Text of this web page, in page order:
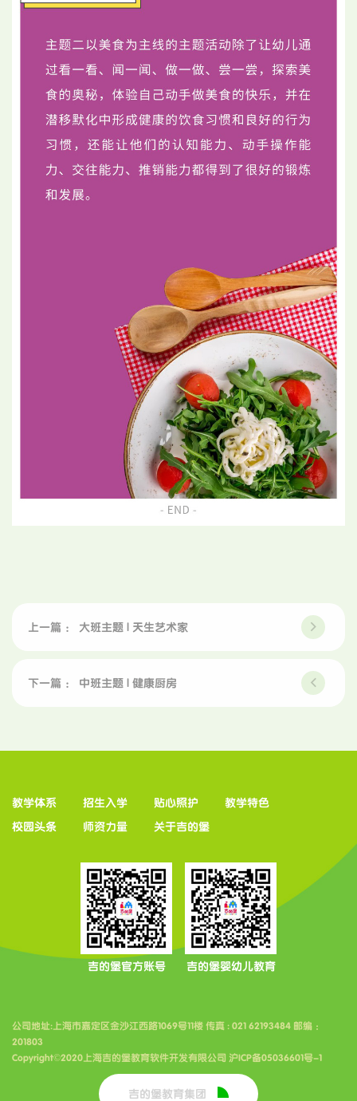
上一篇 ： 大班主题 | 天生艺术家
下一篇 ： 中班主题 | 健康厨房
教学体系 招生入学 贴心照护 教学特色
校园头条 师资力量 关于吉的堡
吉的堡官方账号 吉的堡婴幼儿教育
公司地址:上海市嘉定区金沙江西路1069号11楼 传真 : 021 62193484 邮编 ：
201803
Copyright©2020上海吉的堡教育软件开发有限公司 沪ICP备05036601号-1
吉的堡教育集团